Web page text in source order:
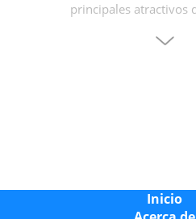
principales atractivos
Inicio